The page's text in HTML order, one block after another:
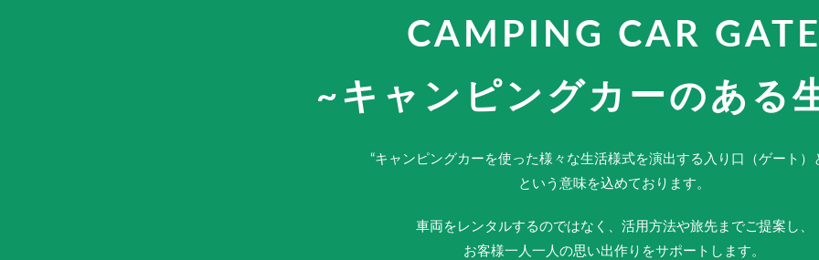
CAMPING CAR
~キャンピングカーのある
“キャンピングカーを使った様々な生活様式を演出する入り口（ゲート）
という意味を込めております。
車両をレンタルするのではなく、活用方法や旅先までご提案し、
お客様一人一人の思い出作りをサポートします。